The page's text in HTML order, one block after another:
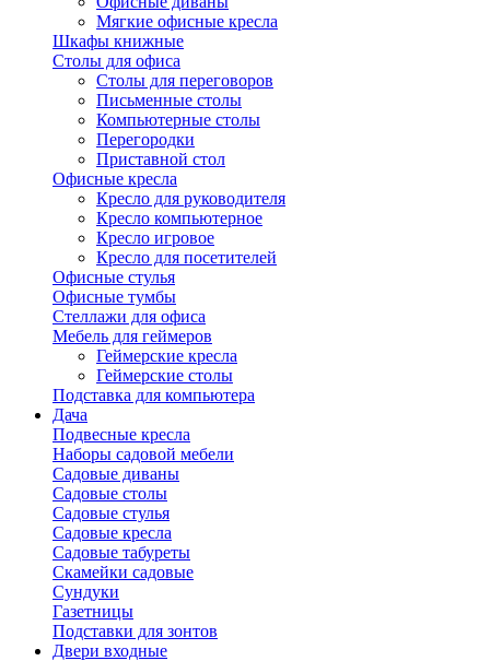
Мягкие офисные кресла
Шкафы книжные
Столы для офиса
Столы для переговоров
Письменные столы
Компьютерные столы
Перегородки
Приставной стол
Офисные кресла
Кресло для руководителя
Кресло компьютерное
Кресло игровое
Кресло для посетителей
Офисные стулья
Офисные тумбы
Стеллажи для офиса
Мебель для геймеров
Геймерские кресла
Геймерские столы
Подставка для компьютера
Дача
Подвесные кресла
Наборы садовой мебели
Садовые диваны
Садовые столы
Садовые стулья
Садовые кресла
Садовые табуреты
Скамейки садовые
Сундуки
Газетницы
Подставки для зонтов
Двери входные